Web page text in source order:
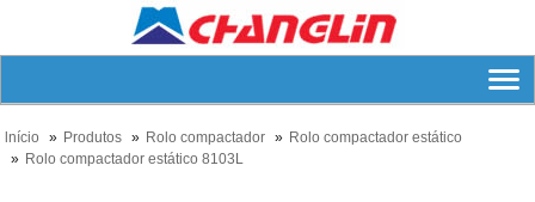
lnício Produtos Rolo compactador
Rolo compactador estático
Rolo compactador estático 8103L